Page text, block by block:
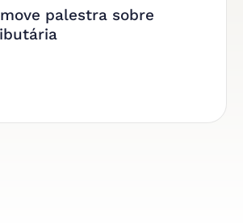
palestra sobre